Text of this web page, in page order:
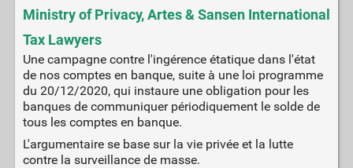
Ministry of Privacy, Artes & Sansen International
Tax Lawyers
Une campagne contre l'ingérence étatique dans l'état
de nos comptes en banque, suite à une loi programme
du 20/12/2020, qui instaure une obligation pour les
banques de communiquer périodiquement le solde de
tous les comptes en banque.
L'argumentaire se base sur la vie privée et la lutte
contre la surveillance de masse.